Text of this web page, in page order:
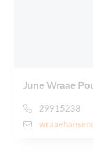
June Wraae
29915238